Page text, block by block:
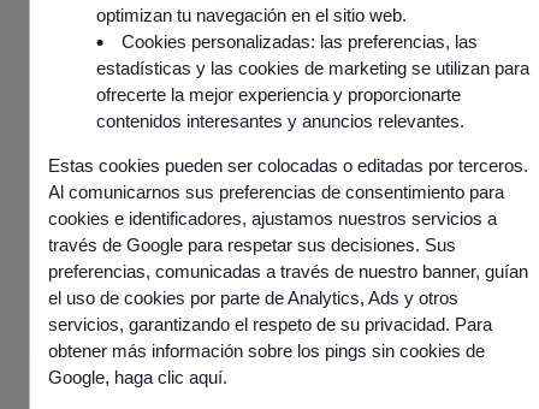
optimizan tu navegación en el sitio web.
Cookies personalizadas: las preferencias, las
estadísticas y las cookies de marketing se utilizan para
ofrecerte la mejor experiencia y proporcionarte
contenidos interesantes y anuncios relevantes.
Estas cookies pueden ser colocadas o editadas por terceros.
Al comunicarnos sus preferencias de consentimiento para
cookies e identificadores, ajustamos nuestros servicios a
través de Google para respetar sus decisiones. Sus
preferencias, comunicadas a través de nuestro banner, guían
el uso de cookies por parte de Analytics, Ads y otros
servicios, garantizando el respeto de su privacidad. Para
obtener más información sobre los pings sin cookies de
Google, haga clic aquí.